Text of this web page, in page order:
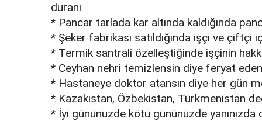
duranı
* Pancar tarlada kar altında kaldığında
* Şeker fabrikası satıldığında işçi ve çiftçi
* Termik santrali özelleştiğinde işçinin
* Ceyhan nehri temizlensin diye feryat
* Hastaneye doktor atansın diye her gün
* Kazakistan, Özbekistan, Türkmenistan
* İyi gününüzde kötü gününüzde yanınızda